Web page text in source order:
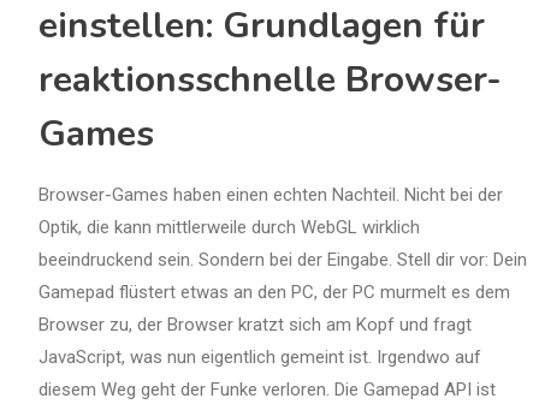
einstellen: Grundlagen für
reaktionsschnelle Browser-
Games
Browser-Games haben einen echten Nachteil. Nicht bei der
Optik, die kann mittlerweile durch WebGL wirklich
beeindruckend sein. Sondern bei der Eingabe. Stell dir vor: Dein
Gamepad flüstert etwas an den PC, der PC murmelt es dem
Browser zu, der Browser kratzt sich am Kopf und fragt
JavaScript, was nun eigentlich gemeint ist. Irgendwo auf
diesem Weg geht der Funke verloren. Die Gamepad API ist